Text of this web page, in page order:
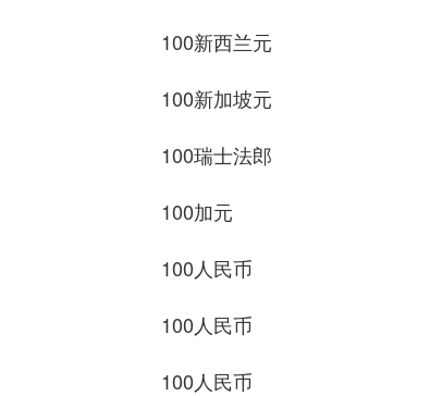
100新西兰元
100新加坡元
100瑞士法郎
100加元
100人民币
100人民币 57.199
100人民币